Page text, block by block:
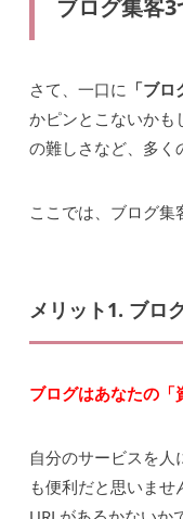
ブログ集客3
さて、一口に 「ブロ
かピンとこないかも
の難しさなど、多く
ここでは、ブログ集
メリット1. ブロ
ブログはあなたの「
自分のサービスを人
も便利だと思いま